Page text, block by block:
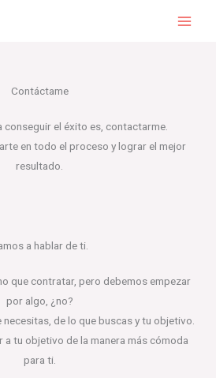
Contáctame
conseguir el éxito es, contactarme.
en todo el proceso y lograr el mejor
resultado.
a hablar de ti.
que contratar, pero debemos empezar
por algo, ¿no?
necesitas, de lo que buscas y tu objetivo.
a tu objetivo de la manera más cómoda
para ti.